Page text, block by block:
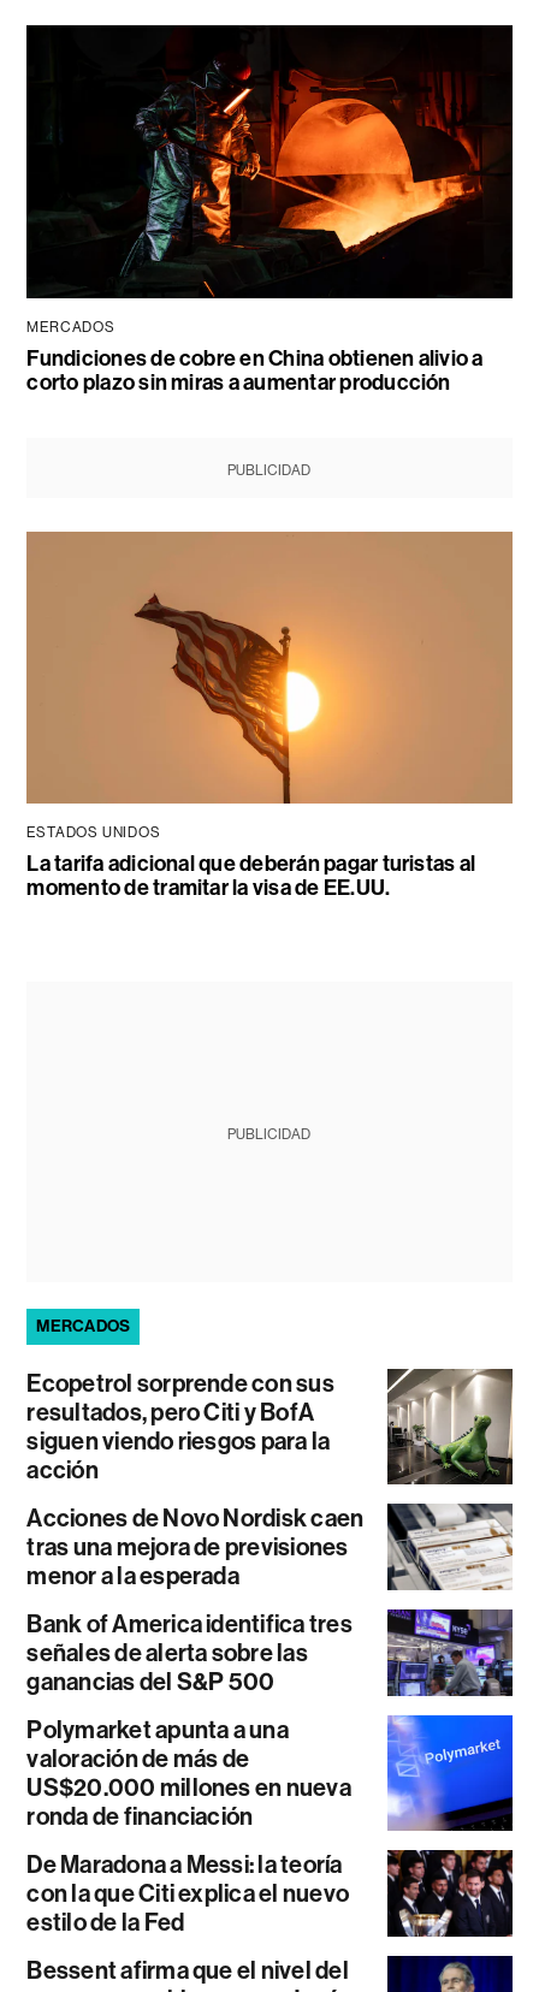
MERCADOS
Fundiciones de cobre en China obtienen alivio a
corto plazo sin miras a aumentar producción
PUBLICIDAD
ESTADOS UNIDOS
La tarifa adicional que deberán pagar turistas al
momento de tramitar la visa de EE.UU.
PUBLICIDAD
MERCADOS
Ecopetrol sorprende con sus
resultados, pero Citi y BofA
siguen viendo riesgos para la
acción
Acciones de Novo Nordisk caen
tras una mejora de previsiones
menor a la esperada
Bank of America identifica tres
señales de alerta sobre las
ganancias del S&P 500
Polymarket apunta a una
valoración de más de
US$20.000 millones en nueva
ronda de financiación
De Maradona a Messi: la teoría
con la que Citi explica el nuevo
estilo de la Fed
Bessent afirma que el nivel del